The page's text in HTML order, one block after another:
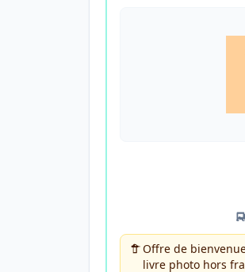
Offre de
livre photo hors